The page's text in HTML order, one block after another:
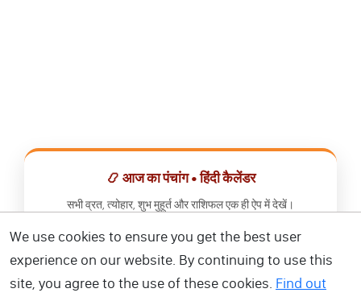
📿 आज का पंचांग • हिंदी कैलेंडर
सभी व्रत, त्योहार, शुभ मुहूर्त और राशिफल एक ही ऐप में देखें।
📅 हिंदी कैलेंडर ऐप डाउनलोड करें
We use cookies to ensure you get the best user
experience on our website. By continuing to use this
site, you agree to the use of these cookies. Find out